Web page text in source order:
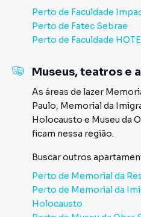
Perto de Faculdade
Perto de Fatec Sebrae
Perto de Faculdade
Museus, teatros e
As áreas de lazer
Paulo, Memorial da
Holocausto e Museu da
ficam nessa região.
Buscar outros
Perto de Memorial da
Perto de Memorial da
Holocausto